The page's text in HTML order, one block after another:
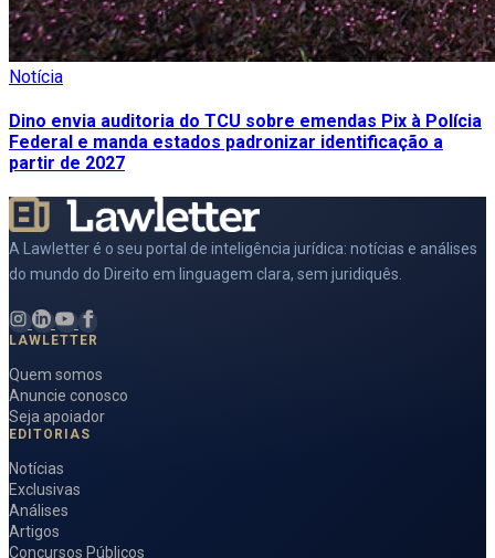
Notícia
Dino envia auditoria do TCU sobre emendas Pix à Polícia
Federal e manda estados padronizar identificação a
partir de 2027
A Lawletter é o seu portal de inteligência jurídica: notícias e análises
do mundo do Direito em linguagem clara, sem juridiquês.
LAWLETTER
Quem somos
Anuncie conosco
Seja apoiador
EDITORIAS
Notícias
Exclusivas
Análises
Artigos
Concursos Públicos